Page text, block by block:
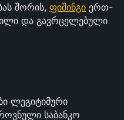
შორის, ფიშინგი ერთ-
და გავრცელებული
ლეგიტიმური
საბანკო